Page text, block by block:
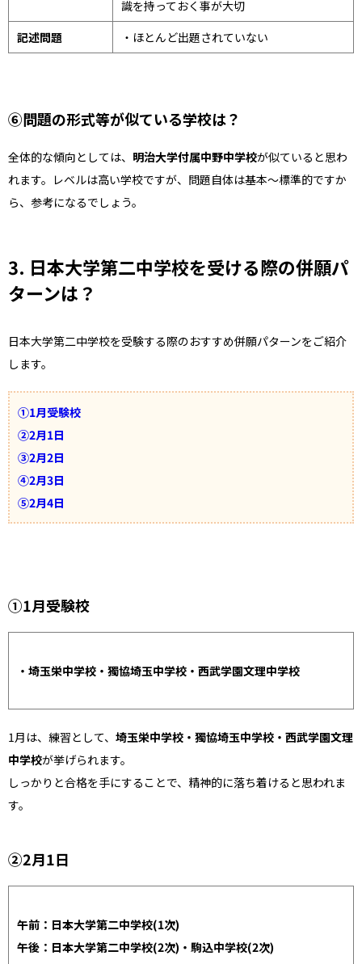
識を持っておく事が大切
記述問題
・ほとんど出題されていない
⑥問題の形式等が似ている学校は？
全体的な傾向としては、 明治大学付属中野中学校が似ていると思わ
れます。レベルは高い学校ですが、問題自体は基本～標準的ですか
ら、参考になるでしょう。
3. 日本大学第二中学校を受ける際の併願パ
ターンは？
日本大学第二中学校を受験する際のおすすめ併願パターンをご紹介
します。
①1月受験校
②2月1日
③2月2日
④2月3日
⑤2月4日
①1月受験校
・埼玉栄中学校・獨協埼玉中学校・西武学園文理中学校
1月は、練習として、 埼玉栄中学校・獨協埼玉中学校・西武学園文理
中学校が挙げられます。
しっかりと合格を手にすることで、精神的に落ち着けると思われま
す。
②2月1日
午前：日本大学第二中学校(1次)
午後：日本大学第二中学校(2次)・駒込中学校(2次)